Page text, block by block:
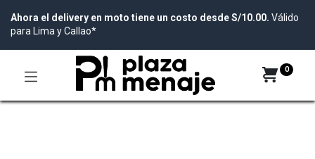
Ahora el delivery en moto tiene un costo desde S/10.00. Válido
para Lima y Callao*
0